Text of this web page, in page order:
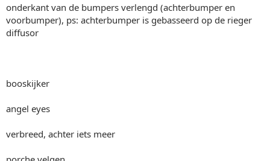
onderkant van de bumpers verlengd (achterbumper en
voorbumper), ps: achterbumper is gebasseerd op de rieger
diffusor
booskijker
angel eyes
verbreed, achter iets meer